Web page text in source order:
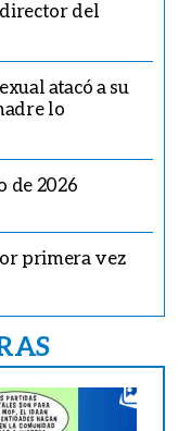
del
atacó a su
lo
de 2026
primera vez